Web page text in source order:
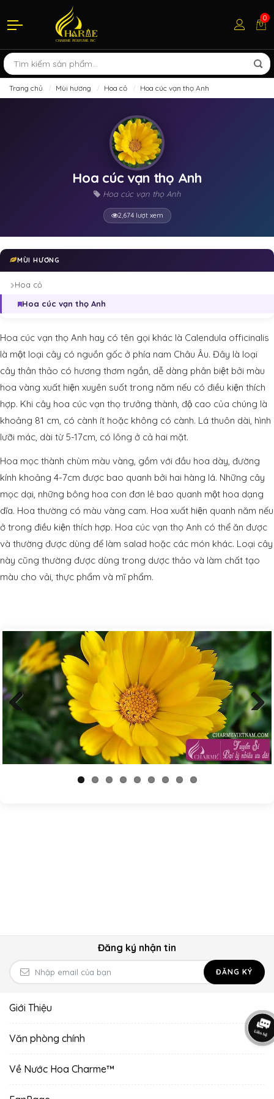
0
Trang chủ Mùi hương Hoa cỏ Hoa cúc vạn thọ Anh
Hoa cúc vạn thọ Anh
Hoa cúc vạn thọ Anh
2,674 lượt xem
MÙI HƯƠNG
Hoa cỏ
Hoa cúc vạn thọ Anh
Hoa cúc vạn thọ Anh hay có tên gọi khác là Calendula officinalis
là một loại cây có nguồn gốc ở phía nam Châu Âu. Đây là loại
cây thân thảo có hương thơm ngắn, dễ dàng phân biệt bởi màu
hoa vàng xuất hiện xuyên suốt trong năm nếu có điều kiện thích
hợp. Khi cây hoa cúc vạn thọ trưởng thành, độ cao của chúng là
khoảng 81 cm, có cành ít hoặc không có cành. Lá thuôn dài, hình
lưỡi mác, dài từ 5-17cm, có lông ở cả hai mặt.
Hoa mọc thành chùm màu vàng, gồm với đầu hoa dày, đường
kính khoảng 4-7cm được bao quanh bởi hai hàng lá. Những cây
mọc dại, những bông hoa con đơn lẻ bao quanh một hoa dạng
dĩa. Hoa thường có màu vàng cam. Hoa xuất hiện quanh năm nếu
ở trong điều kiện thích hợp. Hoa cúc vạn thọ Anh có thể ăn được
và thường được dùng để làm salad hoặc các món khác. Loại cây
này cũng thường được dùng trong dược thảo và làm chất tạo
màu cho vải, thực phẩm và mĩ phẩm.
Previous Next
Đăng ký nhận tin
ĐĂNG KÝ
Giới Thiệu
Văn phòng chính
Về Nước Hoa Charme™